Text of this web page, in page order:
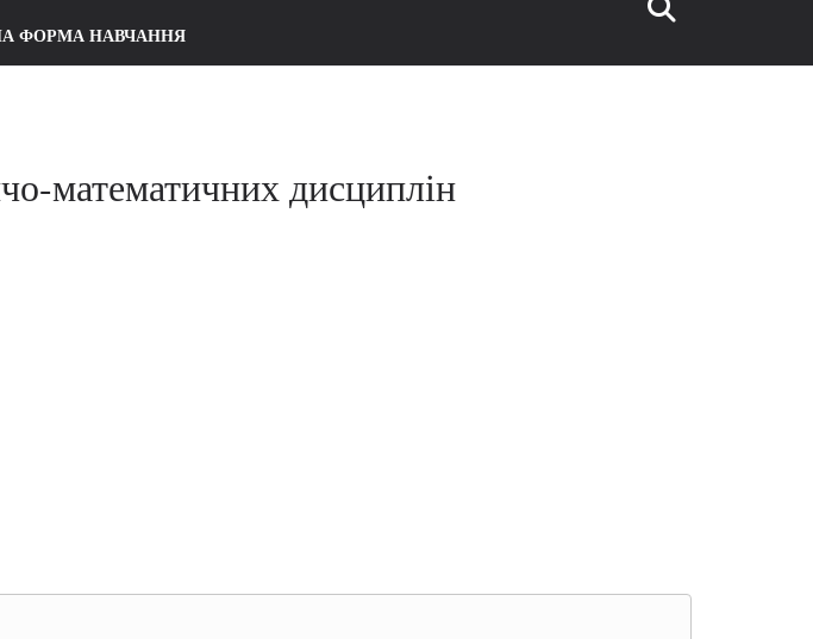
ФОРМА НАВЧАННЯ
математичних дисциплін